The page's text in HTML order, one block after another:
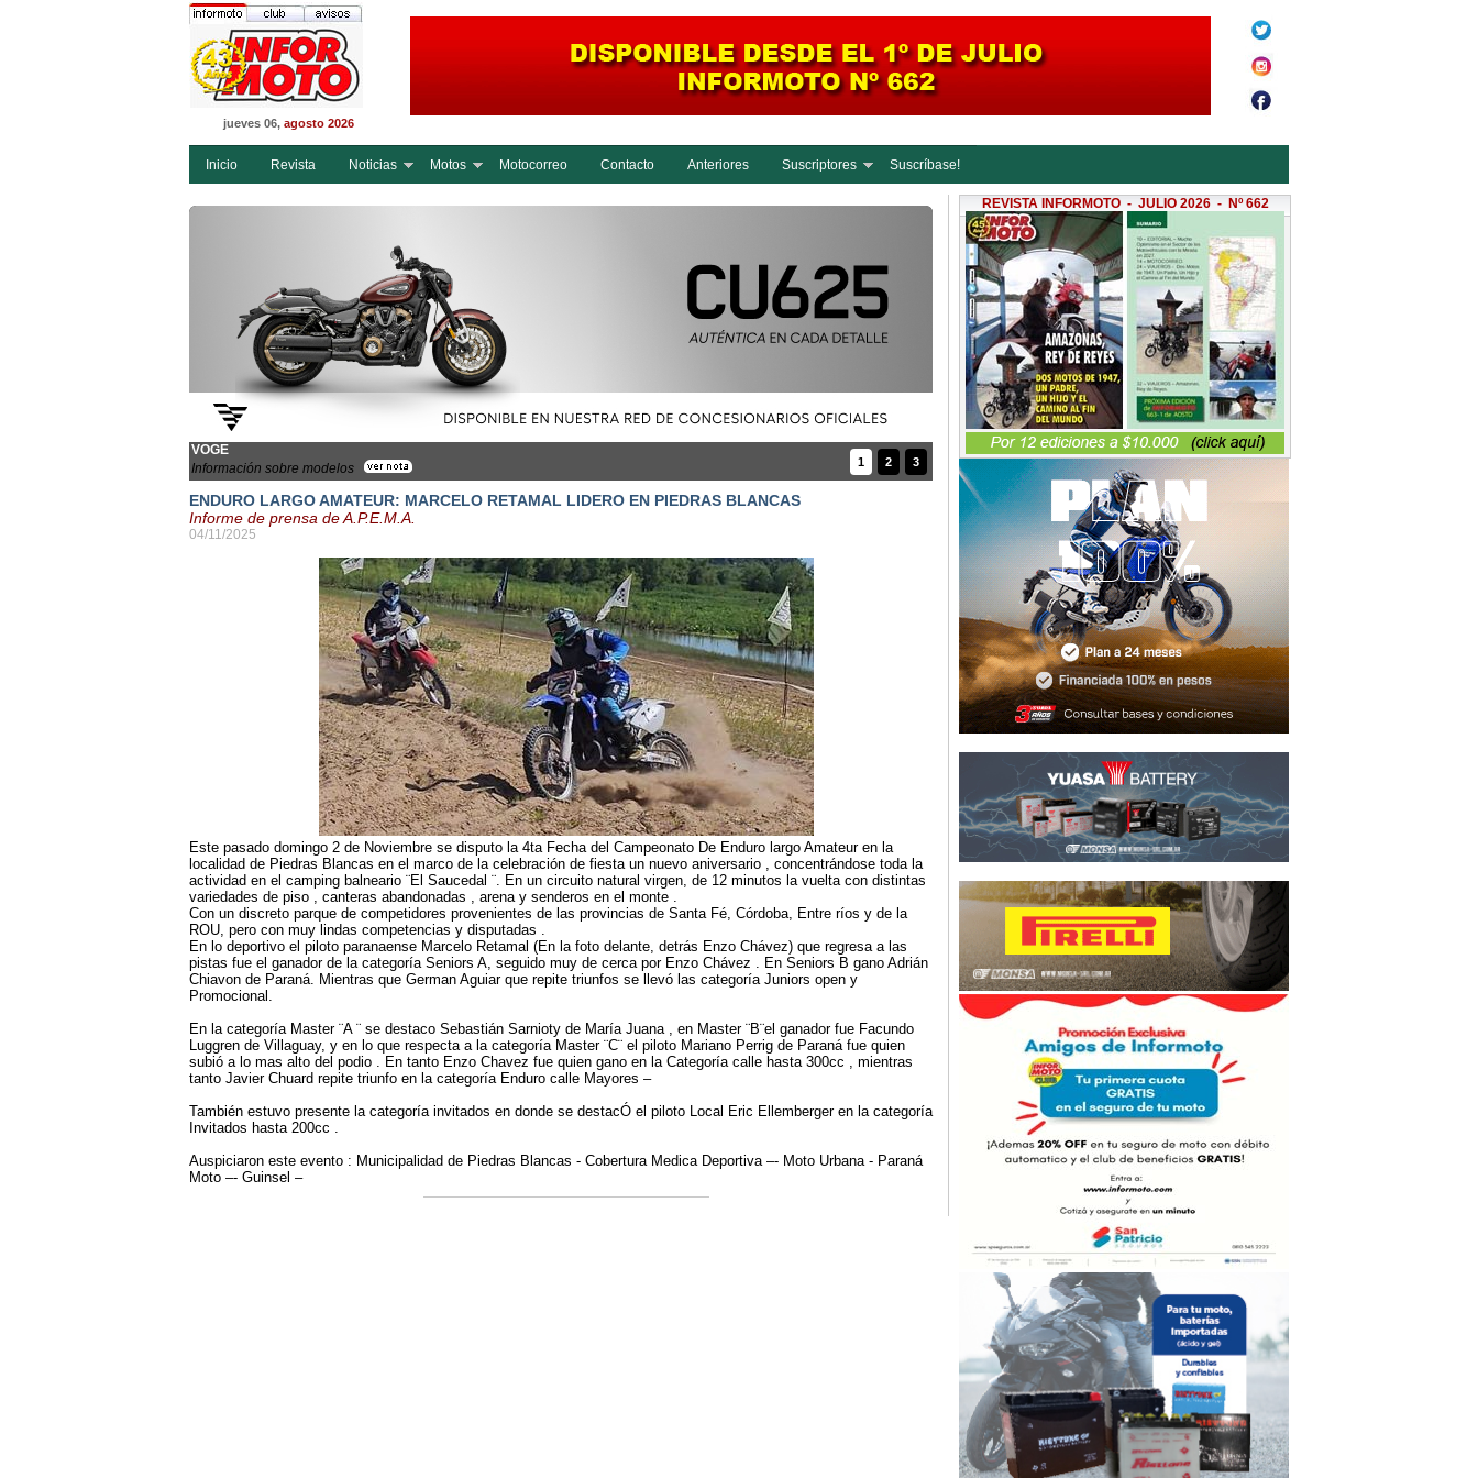
jueves 06, agosto 2026
Inicio Revista Noticias Motos Motocorreo Contacto Anteriores Suscriptores Suscríbase!
VOGE
Información sobre modelos
1 2 3
ENDURO LARGO AMATEUR: MARCELO RETAMAL LIDERO EN PIEDRAS BLANCAS
Informe de prensa de A.P.E.M.A.
04/11/2025
Este pasado domingo 2 de Noviembre se disputo la 4ta Fecha del Campeonato De Enduro largo Amateur en la
localidad de Piedras Blancas en el marco de la celebración de fiesta un nuevo aniversario , concentrándose toda la
actividad en el camping balneario ¨El Saucedal ¨. En un circuito natural virgen, de 12 minutos la vuelta con distintas
variedades de piso , canteras abandonadas , arena y senderos en el monte .
Con un discreto parque de competidores provenientes de las provincias de Santa Fé, Córdoba, Entre ríos y de la
ROU, pero con muy lindas competencias y disputadas .
En lo deportivo el piloto paranaense Marcelo Retamal (En la foto delante, detrás Enzo Chávez) que regresa a las
pistas fue el ganador de la categoría Seniors A, seguido muy de cerca por Enzo Chávez . En Seniors B gano Adrián
Chiavon de Paraná. Mientras que German Aguiar que repite triunfos se llevó las categoría Juniors open y
Promocional.
En la categoría Master ¨A ¨ se destaco Sebastián Sarnioty de María Juana , en Master ¨B¨el ganador fue Facundo
Luggren de Villaguay, y en lo que respecta a la categoría Master ¨C¨ el piloto Mariano Perrig de Paraná fue quien
subió a lo mas alto del podio . En tanto Enzo Chavez fue quien gano en la Categoría calle hasta 300cc , mientras
tanto Javier Chuard repite triunfo en la categoría Enduro calle Mayores –
También estuvo presente la categoría invitados en donde se destacÓ el piloto Local Eric Ellemberger en la categoría
Invitados hasta 200cc .
Auspiciaron este evento : Municipalidad de Piedras Blancas - Cobertura Medica Deportiva –- Moto Urbana - Paraná
Moto –- Guinsel –
REVISTA INFORMOTO - JULIO 2026 - Nº 662